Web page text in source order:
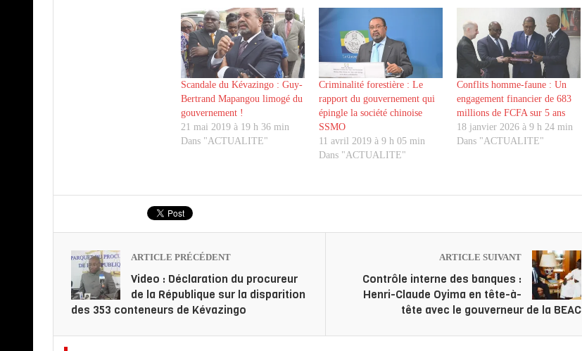
Scandale du Kévazingo : Guy-
Bertrand Mapangou limogé du
gouvernement !
21 mai 2019 à 19 h 36 min
Dans "ACTUALITE"
Criminalité forestière : Le
rapport du gouvernement qui
épingle la société chinoise
SSMO
11 avril 2019 à 9 h 05 min
Dans "ACTUALITE"
Conflits homme-faune : Un
engagement financier de 683
millions de FCFA sur 5 ans
18 janvier 2026 à 9 h 24 min
Dans "ACTUALITE"
ARTICLE PRÉCÉDENT
Video : Déclaration du procureur
de la République sur la disparition
des 353 conteneurs de Kévazingo
ARTICLE SUIVANT
Contrôle interne des banques :
Henri-Claude Oyima en tête-à-
tête avec le gouverneur de la BEAC